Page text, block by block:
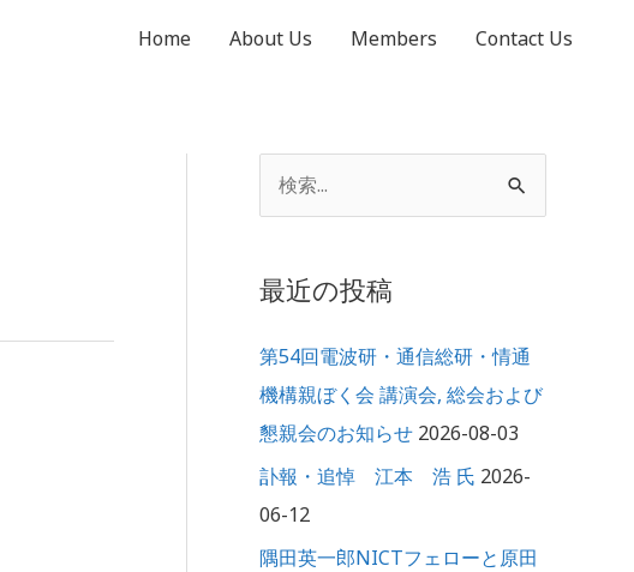
Home About Us Members Contact Us
象
最近の投稿
第54回電波研・通信総研・情通
機構親ぼく会 講演会, 総会および
懇親会のお知らせ 2026-08-03
訃報・追悼 江本 浩 氏 2026-
06-12
隅田英一郎NICTフェローと原田
ー
イ